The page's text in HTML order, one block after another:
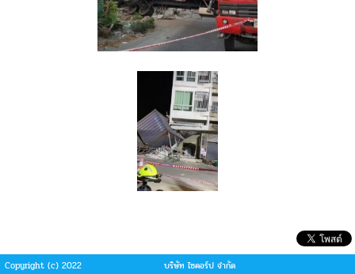
Copyright (c) 2022
บริษัท ไซคอร์ป จำกัด